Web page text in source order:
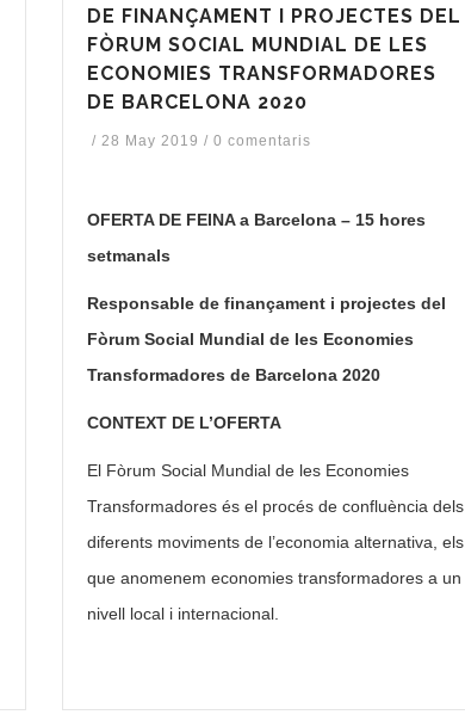
DE FINANÇAMENT I PROJECTES DEL
FÒRUM SOCIAL MUNDIAL DE LES
ECONOMIES TRANSFORMADORES
DE BARCELONA 2020
/ 28 May 2019 / 0 comentaris
OFERTA DE FEINA a Barcelona – 15 hores
setmanals
Responsable de finançament i projectes del
Fòrum Social Mundial de les Economies
Transformadores de Barcelona 2020
CONTEXT DE L’OFERTA
El Fòrum Social Mundial de les Economies
Transformadores és el procés de confluència dels
diferents moviments de l’economia alternativa, els
que anomenem economies transformadores a un
nivell local i internacional.